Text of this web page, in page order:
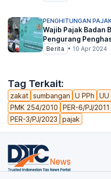
Tag Terkait:
zakat sumbangan U PPh UU
PMK 254/2010
PER-6/PJ/2011
PER-3/PJ/2023
pajak
PENGHITUNGAN
Wajib Pajak Badan
Pengurang
Berita • 10 Apr 2024